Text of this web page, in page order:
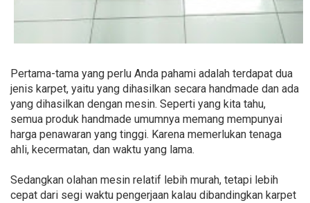
Pertama-tama yang perlu Anda pahami adalah terdapat dua
jenis karpet, yaitu yang dihasilkan secara handmade dan ada
yang dihasilkan dengan mesin. Seperti yang kita tahu,
semua produk handmade umumnya memang mempunyai
harga penawaran yang tinggi. Karena memerlukan tenaga
ahli, kecermatan, dan waktu yang lama.
Sedangkan olahan mesin relatif lebih murah, tetapi lebih
cepat dari segi waktu pengerjaan kalau dibandingkan karpet